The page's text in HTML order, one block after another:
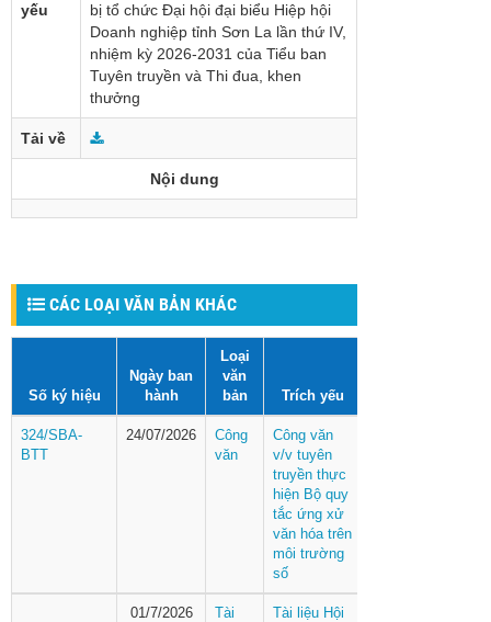
yếu
bị tổ chức Đại hội đại biểu Hiệp hội
Doanh nghiệp tỉnh Sơn La lần thứ IV,
nhiệm kỳ 2026-2031 của Tiểu ban
Tuyên truyền và Thi đua, khen
thưởng
Tải về
Nội dung
CÁC LOẠI VĂN BẢN KHÁC
Số ký hiệu
Ngày ban
hành
Loại
văn
bản
Trích yếu
324/SBA-
BTT
24/07/2026
Công
văn
Công văn
v/v tuyên
truyền thực
hiện Bộ quy
tắc ứng xử
văn hóa trên
môi trường
số
01/7/2026
Tài
Tài liệu Hội